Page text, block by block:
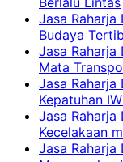
Jasa Raharja
Budaya
Jasa Raharja
Mata
Jasa Raharja
Kepatuhan
Jasa Raharja
Kecelakaan
Jasa Raharja